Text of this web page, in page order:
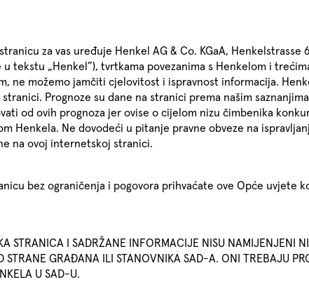
za vas uređuje Henkel AG & Co. KGaA,
u tekstu „Henkel”), tvrtkama povezanima s Henkelom i
ne možemo jamčiti cjelovitost i ispravnost informacija.
Prognoze su dane na stranici prema našim
od ovih prognoza jer ovise o cijelom nizu čimbenika
Henkela. Ne dovodeći u pitanje pravne obveze na
na ovoj internetskoj stranici.
bez ograničenja i pogovora prihvaćate ove Opće
STRANICA I SADRŽANE INFORMACIJE NISU NAMIJENJENI
STRANE GRAĐANA ILI STANOVNIKA SAD-A. ONI TREBAJU
U SAD-U.